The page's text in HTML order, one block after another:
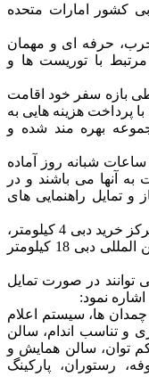
دبی کشور امارات متحده
حرفه ای و مهمان
مرتبط با توریست ها و
بازه سفر خود اقامت
پرداخت هزینه هایی به
بهره مند شده و
ساعات شبانه روز آماده
به آنها می باشند و در
و تمایل راهنمایی های
فاصله این هتل تا برج خلیفه 3.5 کیلومتر، مرکز خرید دبی 4 کیلومتر،
فوآره دبی 4 کیلومتر و همچنین فرودگاه بین المللی دبی 18 کیلومتر
توانند در صورت تمایل
اشاره نمود:
چمدان ها، سیستم اعلام
و تناسب اندام، سالن
کم توان، سالن همایش و
رستوران، پارکینگ